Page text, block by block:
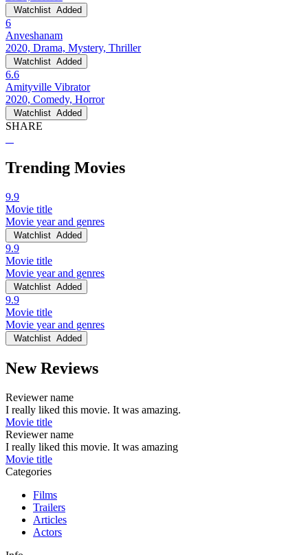
Watchlist Added
6
Anveshanam
2020, Drama, Mystery, Thriller
Watchlist Added
6.6
Amityville Vibrator
2020, Comedy, Horror
Watchlist Added
SHARE
Trending Movies
9.9
Movie title
Movie year and genres
Watchlist Added
9.9
Movie title
Movie year and genres
Watchlist Added
9.9
Movie title
Movie year and genres
Watchlist Added
New Reviews
Reviewer name
I really liked this movie. It was amazing.
Movie title
Reviewer name
I really liked this movie. It was amazing
Movie title
Categories
Films
Trailers
Articles
Actors